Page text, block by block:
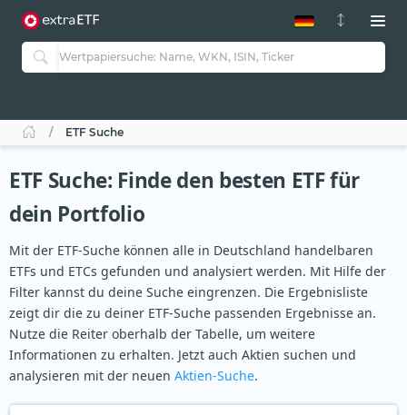
ETF-Guide 2.0
Guide Aktive ETFs
ETF-Sparpläne
ETF Suche
ETF Suche: Finde den besten ETF für
dein Portfolio
Mit der ETF-Suche können alle in Deutschland handelbaren
ETFs und ETCs gefunden und analysiert werden. Mit Hilfe der
Filter kannst du deine Suche eingrenzen. Die Ergebnisliste
zeigt dir die zu deiner ETF-Suche passenden Ergebnisse an.
Nutze die Reiter oberhalb der Tabelle, um weitere
Informationen zu erhalten. Jetzt auch Aktien suchen und
analysieren mit der neuen Aktien-Suche.